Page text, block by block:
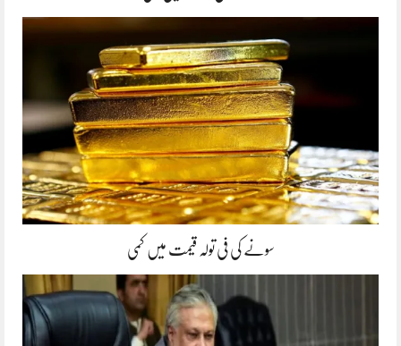
سونے کی فی تولہ قیمت میں کمی